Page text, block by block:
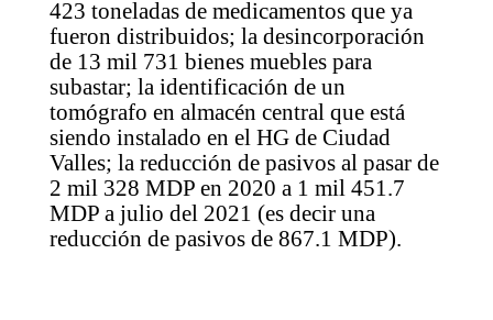
423 toneladas de medicamentos que ya
fueron distribuidos; la desincorporación
de 13 mil 731 bienes muebles para
subastar; la identificación de un
tomógrafo en almacén central que está
siendo instalado en el HG de Ciudad
Valles; la reducción de pasivos al pasar de
2 mil 328 MDP en 2020 a 1 mil 451.7
MDP a julio del 2021 (es decir una
reducción de pasivos de 867.1 MDP).